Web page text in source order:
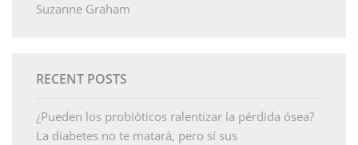
Suzanne Graham
RECENT POSTS
¿Pueden los probióticos ralentizar la pérdida ósea?
La diabetes no te matará, pero sí sus